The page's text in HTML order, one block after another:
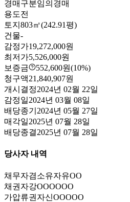
경매구분임의경매
용도전
토지 803㎡(242.91평)
건물-
감정가19,272,000원
최저가5,526,000원
보증금
552,600원(10%)
청구액21,840,907원
개시결정2024년 02월 22일
감정일2024년 03월 08일
배당종기 2024년 05월 27일
매각일2025년 07월 28일
배당종결2025년 07월 28일
당사자 내역
채무자겸소유자유OO
채권자강OOOOOO
가압류권자신OOOOO